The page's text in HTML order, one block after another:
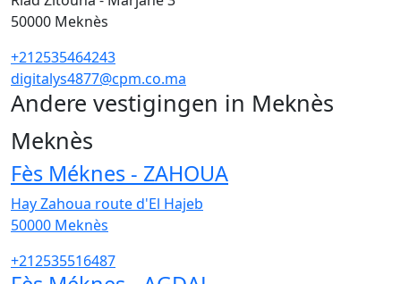
50000 Meknès
+212535464243
digitalys4877@cpm.co.ma
Andere vestigingen in Meknès
Meknès
Fès Méknes - ZAHOUA
Hay Zahoua route d'El Hajeb
50000 Meknès
+212535516487